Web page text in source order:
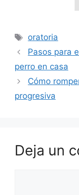
Etiquetas
oratoria
Pasos para
perro en casa
Cómo
progresiva
Deja un